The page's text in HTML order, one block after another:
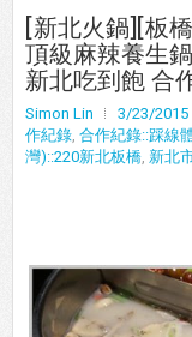
[新北火鍋][板
頂級麻辣養生
新北吃到飽 合
Simon Lin 3/23/2015
作紀錄, 合作紀錄::踩線
灣)::220新北板橋, 新北